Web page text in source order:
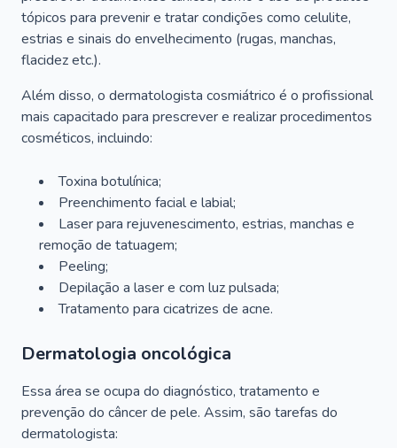
tópicos para prevenir e tratar condições como celulite,
estrias e sinais do envelhecimento (rugas, manchas,
flacidez etc.).
Além disso, o dermatologista cosmiátrico é o profissional
mais capacitado para prescrever e realizar procedimentos
cosméticos, incluindo:
Toxina botulínica;
Preenchimento facial e labial;
Laser para rejuvenescimento, estrias, manchas e
remoção de tatuagem;
Peeling;
Depilação a laser e com luz pulsada;
Tratamento para cicatrizes de acne.
Dermatologia oncológica
Essa área se ocupa do diagnóstico, tratamento e
prevenção do câncer de pele. Assim, são tarefas do
dermatologista: